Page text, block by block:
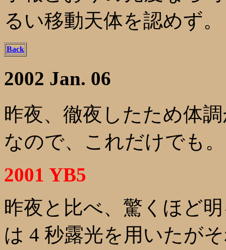
るい移動天体を認めず。
Back
2002 Jan. 06
昨夜、徹夜したため体
なので、これだけでも。
2001 YB5
昨夜と比べ、驚くほど
は 4 秒露光を用いたが